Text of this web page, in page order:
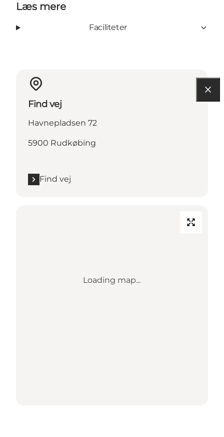
Læs mere
Faciliteter
Find vej
Havnepladsen 72
5900 Rudkøbing
Find vej
Loading map...